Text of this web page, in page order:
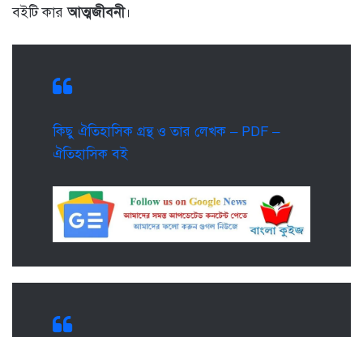
বইটি কারআত্মজীবনী।
কিছু ঐতিহাসিক গ্রন্থ ও তার লেখক – PDF –
ঐতিহাসিক বই